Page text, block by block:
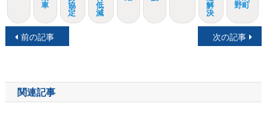
車
協
定
低
減
解
決
野町
投
ナ
ビ
前の記事 次の記事
関連記事